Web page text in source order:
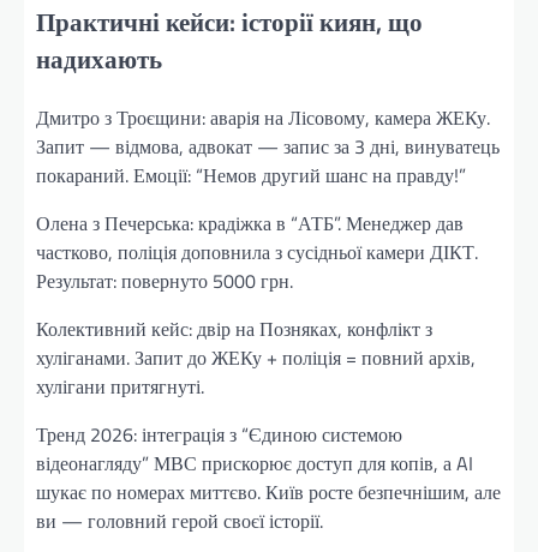
Практичні кейси: історії киян, що
надихають
Дмитро з Троєщини: аварія на Лісовому, камера ЖЕКу.
Запит — відмова, адвокат — запис за 3 дні, винуватець
покараний. Емоції: “Немов другий шанс на правду!”
Олена з Печерська: крадіжка в “АТБ”. Менеджер дав
частково, поліція доповнила з сусідньої камери ДІКТ.
Результат: повернуто 5000 грн.
Колективний кейс: двір на Позняках, конфлікт з
хуліганами. Запит до ЖЕКу + поліція = повний архів,
хулігани притягнуті.
Тренд 2026: інтеграція з “Єдиною системою
відеонагляду” МВС прискорює доступ для копів, а AI
шукає по номерах миттєво. Київ росте безпечнішим, але
ви — головний герой своєї історії.